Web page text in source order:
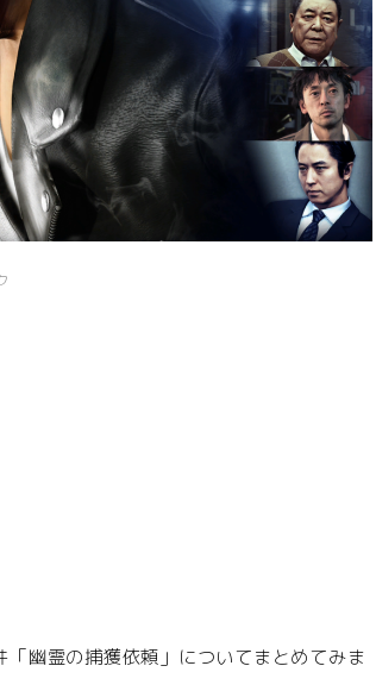
幽霊の捕獲依頼」についてまとめてみま